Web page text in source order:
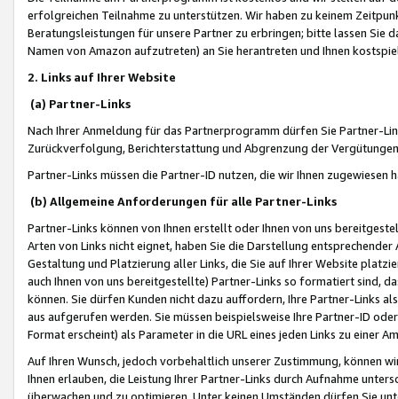
erfolgreichen Teilnahme zu unterstützen. Wir haben zu keinem
Beratungsleistungen für unsere Partner zu erbringen; bitte lassen Sie
Namen von Amazon aufzutreten) an Sie herantreten und Ihnen
2. Links auf Ihrer Website
(a) Partner-Links
Nach Ihrer Anmeldung für das Partnerprogramm dürfen Sie Partner-
Zurückverfolgung, Berichterstattung und Abgrenzung der
Partner-Links müssen die Partner-ID nutzen, die wir Ihnen zugewiesen
(b) Allgemeine Anforderungen für alle Partner-Links
Partner-Links können von Ihnen erstellt oder Ihnen von uns
Arten von Links nicht eignet, haben Sie die Darstellung
Gestaltung und Platzierung aller Links, die Sie auf Ihrer Website
auch Ihnen von uns bereitgestellte) Partner-Links so formatiert sind,
können. Sie dürfen Kunden nicht dazu auffordern, Ihre Partner-Links
aus aufgerufen werden. Sie müssen beispielsweise Ihre Partner-ID
Format erscheint) als Parameter in die URL eines jeden Links zu einer
Auf Ihren Wunsch, jedoch vorbehaltlich unserer Zustimmung, können
Ihnen erlauben, die Leistung Ihrer Partner-Links durch Aufnahme
überwachen und zu optimieren. Unter keinen Umständen dürfen Sie